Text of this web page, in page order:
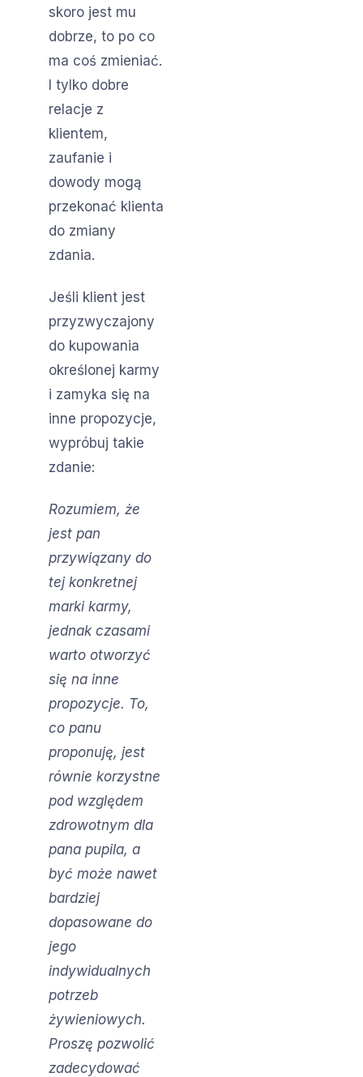
skoro jest mu
dobrze, to po co
ma coś zmieniać.
I tylko dobre
relacje z
klientem,
zaufanie i
dowody mogą
przekonać klienta
do zmiany
zdania.
Jeśli klient jest
przyzwyczajony
do kupowania
określonej karmy
i zamyka się na
inne propozycje,
wypróbuj takie
zdanie:
Rozumiem, że
jest pan
przywiązany do
tej konkretnej
marki karmy,
jednak czasami
warto otworzyć
się na inne
propozycje. To,
co panu
proponuję, jest
równie korzystne
pod względem
zdrowotnym dla
pana pupila, a
być może nawet
bardziej
dopasowane do
jego
indywidualnych
potrzeb
żywieniowych.
Proszę pozwolić
zadecydować